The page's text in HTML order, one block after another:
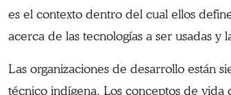
es el contexto dentro del cual ellos
acerca de las tecnologías a ser usadas y
Las organizaciones de desarrollo están
técnico indígena. Los conceptos de vida